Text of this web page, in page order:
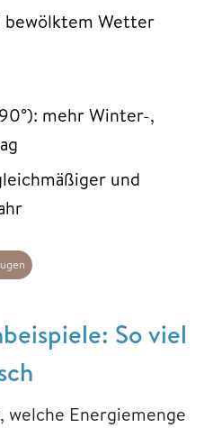
bewölktem Wetter
mehr Winter-,
und
So viel
welche Energiemenge